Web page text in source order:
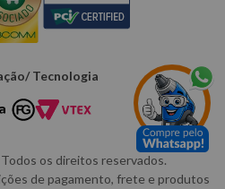
Tecnologia
Todos os direitos reservados.
de pagamento, frete e produtos